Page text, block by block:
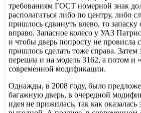
требованиям ГОСТ номерной знак
располагаться либо по центру, либо
пришлось сдвинуть влево, то запаску
вправо. Запасное колесо у УАЗ
и чтобы дверь попросту не провисла
пришлось сделать тоже справа. Затем
перешла и на модель 3162, а потом и
современной модификации.
Однажды, в 2008 году, было
багажную дверь, в очередной
идея не прижилась, так как